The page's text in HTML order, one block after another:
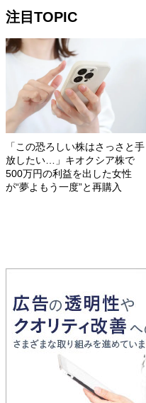
注目TOPIC
「この恐ろしい株はさっさと手
放したい…」キオクシア株で
500万円の利益を出した女性
が“夢よもう一度”と再購入